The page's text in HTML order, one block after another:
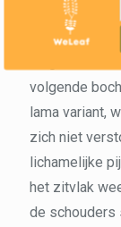
een record.
veranderen
volgende
lama variant,
zich niet
lichamelijke
het zitvlak
de schouders